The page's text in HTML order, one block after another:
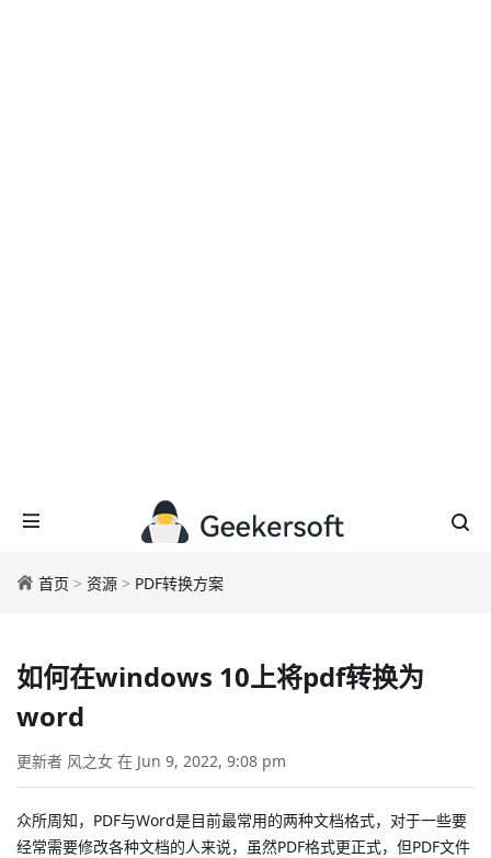
首页 > 资源 > PDF转换方案
如何在windows 10上将pdf转换为
word
更新者 风之女 在 Jun 9, 2022, 9:08 pm
众所周知，PDF与Word是目前最常用的两种文档格式，对于一些要
经常需要修改各种文档的人来说，虽然PDF格式更正式，但PDF文件